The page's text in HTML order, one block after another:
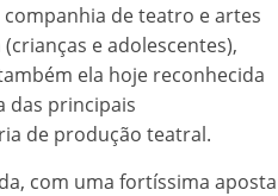
de teatro e artes
e adolescentes),
ela hoje reconhecida
das principais
de produção teatral.
com uma fortíssima aposta